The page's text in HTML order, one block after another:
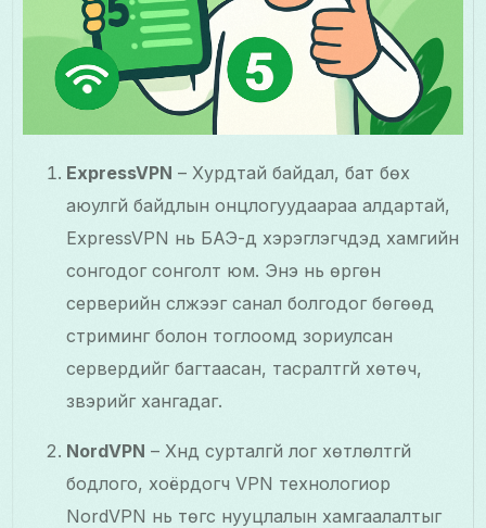
ExpressVPN – Хурдтай байдал, бат бөх
аюулгүй байдлын онцлогуудаараа алдартай,
ExpressVPN нь БАЭ-д хэрэглэгчдэд хамгийн
сонгодог сонголт юм. Энэ нь өргөн
серверийн сүлжээг санал болгодог бөгөөд
стриминг болон тоглоомд зориулсан
серверүүдийг багтаасан, тасралтгүй хөтөч,
үзвэрийг хангадаг.
NordVPN – Хүнд сурталгүй лог хөтлөлтгүй
бодлого, хоёрдогч VPN технологиор
NordVPN нь төгс нууцлалын хамгаалалтыг